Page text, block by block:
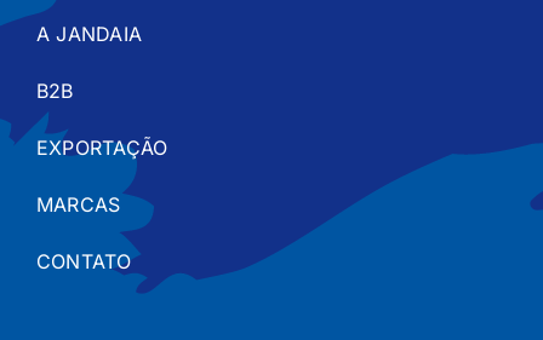
A JANDAIA
B2B
EXPORTAÇÃO
MARCAS
CONTATO